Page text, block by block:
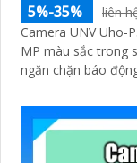
5%-35%
liên
Camera UNV Uho-
MP màu sắc trong
ngăn chặn báo